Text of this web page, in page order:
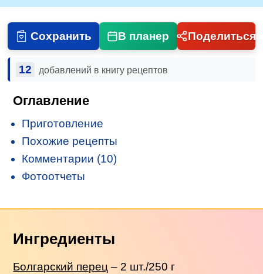
Сохранить В планер Поделиться
12 добавлений в книгу рецептов
Оглавление
Приготовление
Похожие рецепты
Комментарии (10)
Фотоотчеты
Ингредиенты
Болгарский перец – 2 шт./250 г